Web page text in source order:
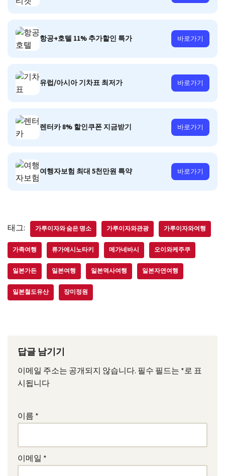
항공+호텔 11% 추가할인 특가 바로가기
유럽/아시아 기차표 최저가 바로가기
렌터카 8% 할인쿠폰 지금받기 바로가기
여행자보험 최대 5천만원 특약 바로가기
태그: 가루이자와 숨은 명소 가루이자와관광 가루이자와여행
가족여행 류가에시노타키 메가네바시 오이와케주쿠
일본가든 일본여행 일본역사여행 일본자연여행
일본철도유산 장미정원
답글 남기기
이메일 주소는 공개되지 않습니다. 필수 필드는 *로 표
시됩니다
이름 *
이메일 *